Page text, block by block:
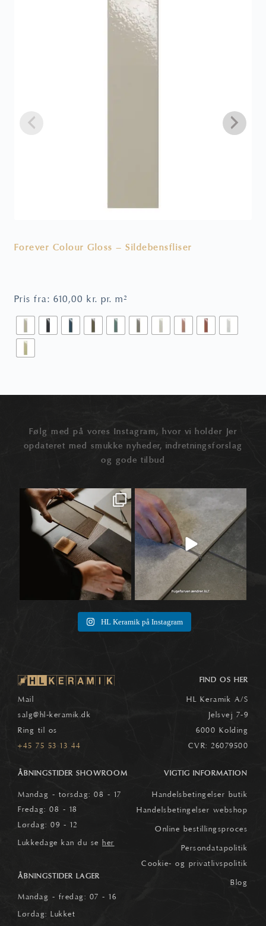
Forever Colour Gloss – Sildebensfliser
Pris fra: 610,00kr. pr. m²
Følg med på vores Instagram, hvor vi holder Jer
opdateret med smukke nyheder, indretningsforslag
og gode tilbud
Når materialer først begynder at tale
sammen,...
1 0
Når vi taler fliser, ender snakken ofte
ved selve
HL Keramik på Instagram
Mail
salg@hl-keramik.dk
Ring til os
+45 75 53 13 44
FIND OS HER
HL Keramik A/S
Jelsvej 7-9
6000 Kolding
CVR: 26079500
ÅBNINGSTIDER SHOWROOM
Mandag - torsdag: 08 - 17
Fredag: 08 - 18
Lørdag: 09 - 12
Lukkedage kan du se her
ÅBNINGSTIDER LAGER
Mandag - fredag: 07 - 16
Lørdag: Lukket
VIGTIG INFORMATION
Handelsbetingelser butik
Handelsbetingelser webshop
Online bestillingsproces
Persondatapolitik
Cookie- og privatlivspolitik
Blog